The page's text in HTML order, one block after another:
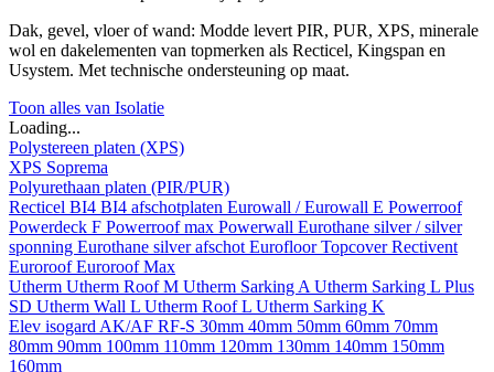
Dak, gevel, vloer of wand: Modde levert PIR, PUR, XPS, minerale
wol en dakelementen van topmerken als Recticel, Kingspan en
Usystem. Met technische ondersteuning op maat.
Toon alles van Isolatie
Loading...
Polystereen platen (XPS)
XPS Soprema
Polyurethaan platen (PIR/PUR)
Recticel BI4 BI4 afschotplaten Eurowall / Eurowall E Powerroof
Powerdeck F Powerroof max Powerwall Eurothane silver / silver
sponning Eurothane silver afschot EurofloorTopcoverRectivent
EuroroofEuroroof Max
Utherm Utherm Roof M Utherm Sarking A Utherm Sarking L Plus
SD Utherm Wall L Utherm Roof L Utherm Sarking K
Elev isogard AK/AF RF-S 30mm 40mm 50mm 60mm 70mm
80mm 90mm 100mm 110mm 120mm 130mm 140mm 150mm
160mm